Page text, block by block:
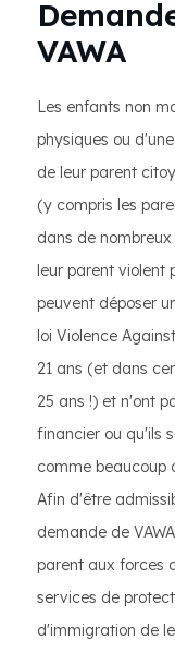
VAWA
Les enfants non
physiques ou
de leur parent
(y compris les
dans de
leur parent violent
peuvent déposer
loi Violence
21 ans (et dans
25 ans !) et n'ont
financier ou qu'ils
comme beaucoup
Afin d'être
demande de
parent aux forces
services de
d'immigration de